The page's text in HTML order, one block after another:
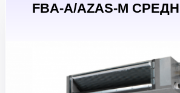
FBA-A/AZAS-M